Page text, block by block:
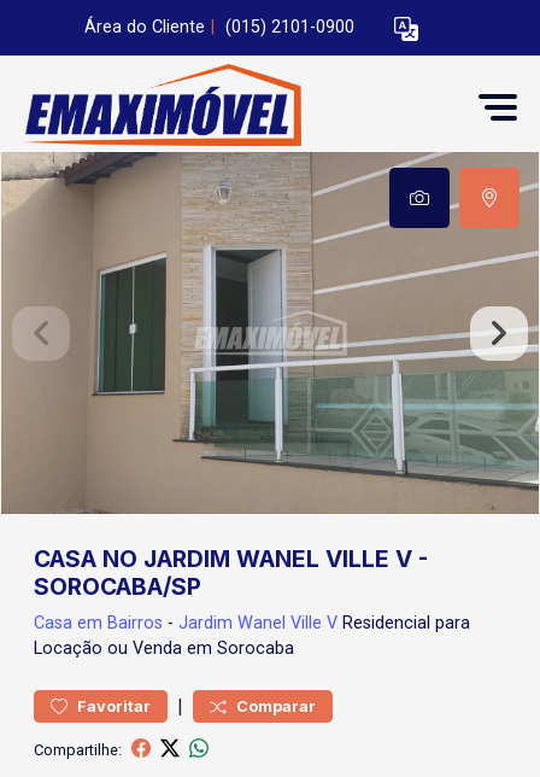
Área do Cliente (015) 2101-0900
CASA NO JARDIM WANEL VILLE V -
SOROCABA/SP
Casa em Bairros - Jardim Wanel Ville V Residencial para
Locação ou Venda em Sorocaba
Favoritar | Comparar
Compartilhe: